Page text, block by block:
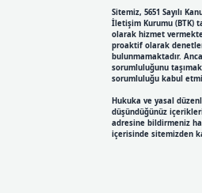
Sitemiz, 5651 Sayılı
İletişim Kurumu (BTK)
olarak hizmet
proaktif olarak
bulunmamaktadır.
sorumluluğunu
sorumluluğu kabul
Hukuka ve yasal
düşündüğünüz
adresine bildirmeniz
içerisinde sitemizden